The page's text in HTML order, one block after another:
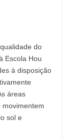
do
Escola Hou
à disposição
áreas
movimentem
sol e